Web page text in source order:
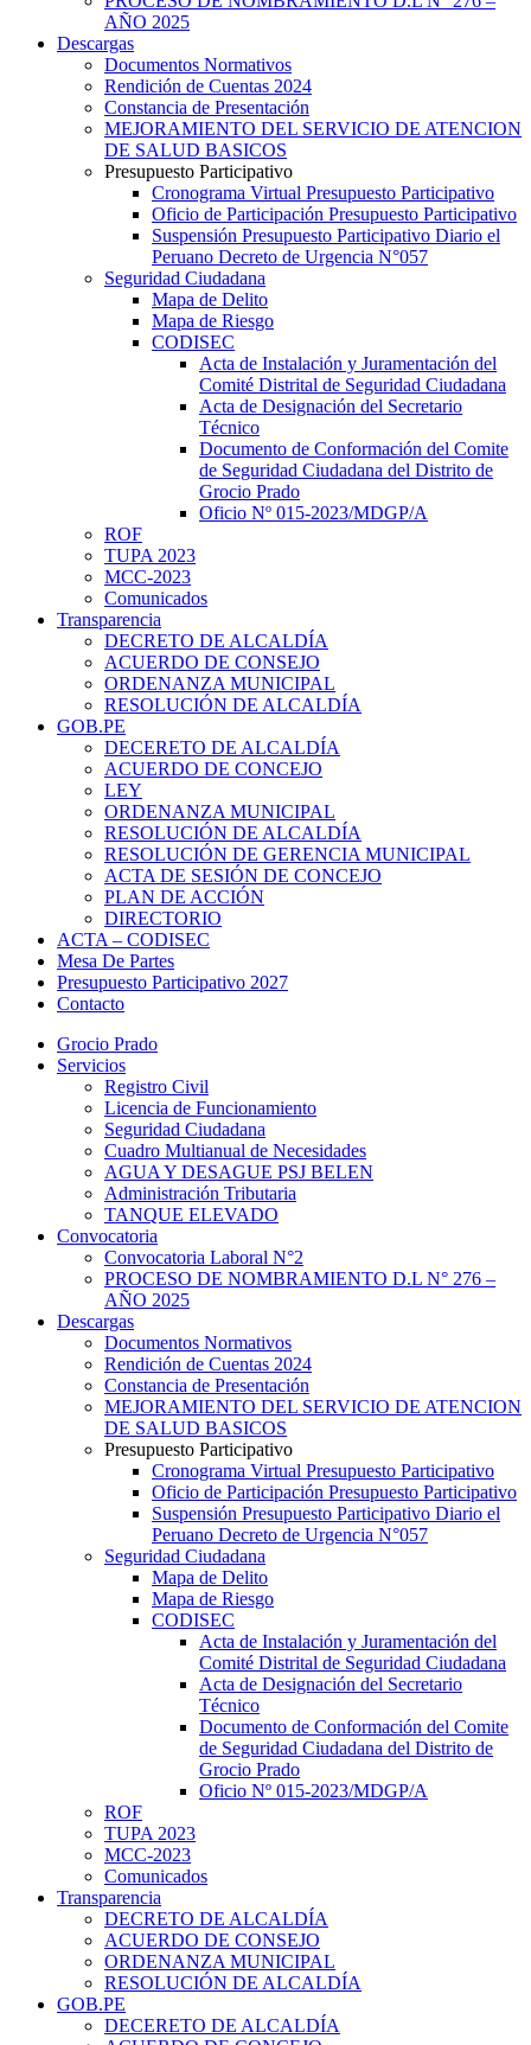
AÑO 2025
Descargas
Documentos Normativos
Rendición de Cuentas 2024
Constancia de Presentación
MEJORAMIENTO DEL SERVICIO DE ATENCION
DE SALUD BASICOS
Presupuesto Participativo
Cronograma Virtual Presupuesto Participativo
Oficio de Participación Presupuesto Participativo
Suspensión Presupuesto Participativo Diario el
Peruano Decreto de Urgencia N°057
Seguridad Ciudadana
Mapa de Delito
Mapa de Riesgo
CODISEC
Acta de Instalación y Juramentación del
Comité Distrital de Seguridad Ciudadana
Acta de Designación del Secretario
Técnico
Documento de Conformación del Comite
de Seguridad Ciudadana del Distrito de
Grocio Prado
Oficio Nº 015-2023/MDGP/A
ROF
TUPA 2023
MCC-2023
Comunicados
Transparencia
DECRETO DE ALCALDÍA
ACUERDO DE CONSEJO
ORDENANZA MUNICIPAL
RESOLUCIÓN DE ALCALDÍA
GOB.PE
DECERETO DE ALCALDÍA
ACUERDO DE CONCEJO
LEY
ORDENANZA MUNICIPAL
RESOLUCIÓN DE ALCALDÍA
RESOLUCIÓN DE GERENCIA MUNICIPAL
ACTA DE SESIÓN DE CONCEJO
PLAN DE ACCIÓN
DIRECTORIO
ACTA – CODISEC
Mesa De Partes
Presupuesto Participativo 2027
Contacto
Grocio Prado
Servicios
Registro Civil
Licencia de Funcionamiento
Seguridad Ciudadana
Cuadro Multianual de Necesidades
AGUA Y DESAGUE PSJ BELEN
Administración Tributaria
TANQUE ELEVADO
Convocatoria
Convocatoria Laboral N°2
PROCESO DE NOMBRAMIENTO D.L N° 276 –
AÑO 2025
Descargas
Documentos Normativos
Rendición de Cuentas 2024
Constancia de Presentación
MEJORAMIENTO DEL SERVICIO DE ATENCION
DE SALUD BASICOS
Presupuesto Participativo
Cronograma Virtual Presupuesto Participativo
Oficio de Participación Presupuesto Participativo
Suspensión Presupuesto Participativo Diario el
Peruano Decreto de Urgencia N°057
Seguridad Ciudadana
Mapa de Delito
Mapa de Riesgo
CODISEC
Acta de Instalación y Juramentación del
Comité Distrital de Seguridad Ciudadana
Acta de Designación del Secretario
Técnico
Documento de Conformación del Comite
de Seguridad Ciudadana del Distrito de
Grocio Prado
Oficio Nº 015-2023/MDGP/A
ROF
TUPA 2023
MCC-2023
Comunicados
Transparencia
DECRETO DE ALCALDÍA
ACUERDO DE CONSEJO
ORDENANZA MUNICIPAL
RESOLUCIÓN DE ALCALDÍA
GOB.PE
DECERETO DE ALCALDÍA